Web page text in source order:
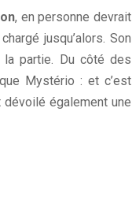
, en personne devrait
jusqu’alors. Son
partie. Du côté des
Mystério : et c’est
dévoilé également une